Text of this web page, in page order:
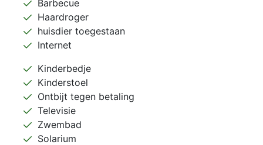
Barbecue
Haardroger
huisdier toegestaan
Internet
Kinderbedje
Kinderstoel
Ontbijt tegen betaling
Televisie
Zwembad
Solarium